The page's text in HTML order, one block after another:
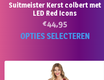
Suitmeister Kerst colbert met
LED Red Icons
€44,95
OPTIES SELECTEREN